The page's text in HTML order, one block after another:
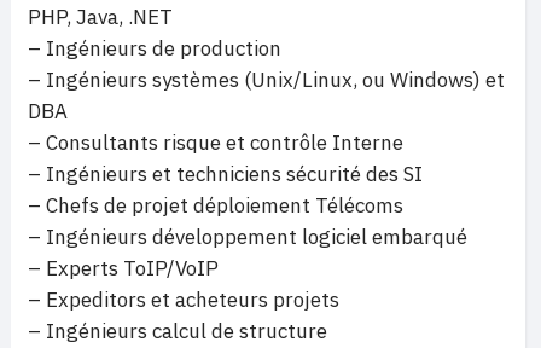
PHP, Java, .NET
– Ingénieurs de production
– Ingénieurs systèmes (Unix/Linux, ou Windows) et
DBA
– Consultants risque et contrôle Interne
– Ingénieurs et techniciens sécurité des SI
– Chefs de projet déploiement Télécoms
– Ingénieurs développement logiciel embarqué
– Experts ToIP/VoIP
– Expeditors et acheteurs projets
– Ingénieurs calcul de structure